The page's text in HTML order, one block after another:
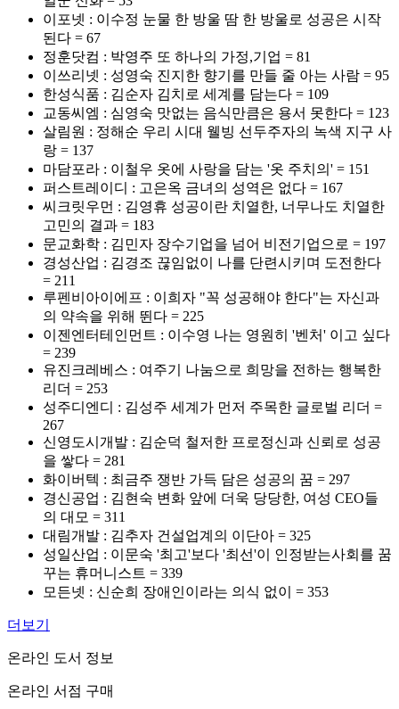
이포넷 : 이수정 눈물 한 방울 땀 한 방울로 성공은 시작
된다 = 67
정훈닷컴 : 박영주 또 하나의 가정,기업 = 81
이쓰리넷 : 성영숙 진지한 향기를 만들 줄 아는 사람 = 95
한성식품 : 김순자 김치로 세계를 담는다 = 109
교동씨엠 : 심영숙 맛없는 음식만큼은 용서 못한다 = 123
살림원 : 정해순 우리 시대 웰빙 선두주자의 녹색 지구 사
랑 = 137
마담포라 : 이철우 옷에 사랑을 담는 '옷 주치의' = 151
퍼스트레이디 : 고은옥 금녀의 성역은 없다 = 167
씨크릿우먼 : 김영휴 성공이란 치열한, 너무나도 치열한
고민의 결과 = 183
문교화학 : 김민자 장수기업을 넘어 비전기업으로 = 197
경성산업 : 김경조 끊임없이 나를 단련시키며 도전한다
= 211
루펜비아이에프 : 이희자 "꼭 성공해야 한다"는 자신과
의 약속을 위해 뛴다 = 225
이젠엔터테인먼트 : 이수영 나는 영원히 '벤처' 이고 싶다
= 239
유진크레베스 : 여주기 나눔으로 희망을 전하는 행복한
리더 = 253
성주디엔디 : 김성주 세계가 먼저 주목한 글로벌 리더 =
267
신영도시개발 : 김순덕 철저한 프로정신과 신뢰로 성공
을 쌓다 = 281
화이버텍 : 최금주 쟁반 가득 담은 성공의 꿈 = 297
경신공업 : 김현숙 변화 앞에 더욱 당당한, 여성 CEO들
의 대모 = 311
대림개발 : 김추자 건설업계의 이단아 = 325
성일산업 : 이문숙 '최고'보다 '최선'이 인정받는사회를 꿈
꾸는 휴머니스트 = 339
모든넷 : 신순희 장애인이라는 의식 없이 = 353
더보기
온라인 도서 정보
온라인 서점 구매